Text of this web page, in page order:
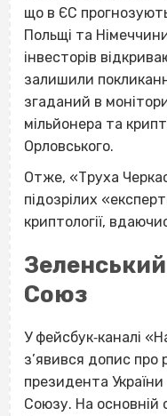
що в ЄС
Польщі та
інвесторів
залишили
згаданий в
мільйонера та
Орловського.
Отже, «Труха
підозрілих
криптології,
Союз
У фейсбук‐каналі
з’явився допис про
президента
Союзу. На основній